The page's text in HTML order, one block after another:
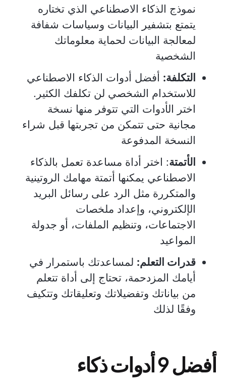
نموذج الذكاء الاصطناعي الذي تختاره
يتمتع بتشفير البيانات وسياسات شفافة
لمعالجة البيانات لحماية معلوماتك
الشخصية
التكلفة: أفضل أدوات الذكاء الاصطناعي
للاستخدام الشخصي لن تكلفك الكثير.
اختر الأدوات التي تتوفر منها نسخة
مجانية حتى تتمكن من تجربتها قبل شراء
النسخة المدفوعة
الأتمتة: اختر أداة مساعدة تعمل بالذكاء
الاصطناعي يمكنها أتمتة مهامك الروتينية
والمتكررة مثل الرد على رسائل البريد
الإلكتروني، وإعداد ملخصات
الاجتماعات، وتنظيم الملفات، أو جدولة
المواعيد
قدرات التعلم: لمساعدتك باستمرار في
أيامك المزدحمة، تحتاج إلى أداة تتعلم
من بياناتك وتفضيلاتك وتعليقاتك وتتكيف
وفقًا لذلك
أفضل 9 أدوات ذكاء